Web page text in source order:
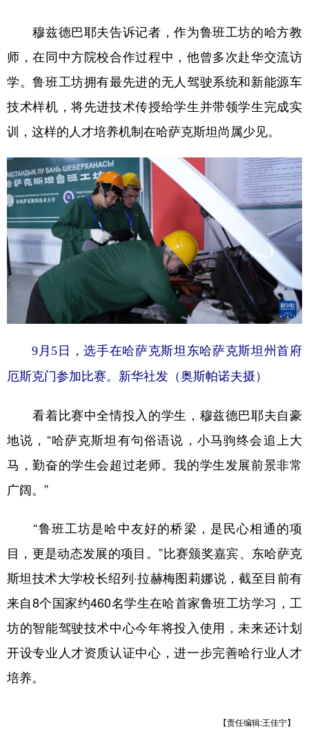
穆兹德巴耶夫告诉记者，作为鲁班工坊的哈方教
师，在同中方院校合作过程中，他曾多次赴华交流访
学。鲁班工坊拥有最先进的无人驾驶系统和新能源车
技术样机，将先进技术传授给学生并带领学生完成实
训，这样的人才培养机制在哈萨克斯坦尚属少见。
9月5日，选手在哈萨克斯坦东哈萨克斯坦州首府
厄斯克门参加比赛。新华社发（奥斯帕诺夫摄）
看着比赛中全情投入的学生，穆兹德巴耶夫自豪
地说，“哈萨克斯坦有句俗语说，小马驹终会追上大
马，勤奋的学生会超过老师。我的学生发展前景非常
广阔。”
“鲁班工坊是哈中友好的桥梁，是民心相通的项
目，更是动态发展的项目。”比赛颁奖嘉宾、东哈萨克
斯坦技术大学校长绍列·拉赫梅图莉娜说，截至目前有
来自8个国家约460名学生在哈首家鲁班工坊学习，工
坊的智能驾驶技术中心今年将投入使用，未来还计划
开设专业人才资质认证中心，进一步完善哈行业人才
培养。
【责任编辑:王佳宁】